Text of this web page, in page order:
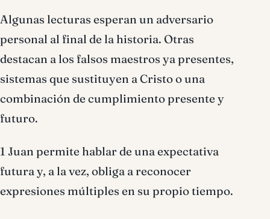
Algunas lecturas esperan un adversario
personal al final de la historia. Otras
destacan a los falsos maestros ya presentes,
sistemas que sustituyen a Cristo o una
combinación de cumplimiento presente y
futuro.
1 Juan permite hablar de una expectativa
futura y, a la vez, obliga a reconocer
expresiones múltiples en su propio tiempo.